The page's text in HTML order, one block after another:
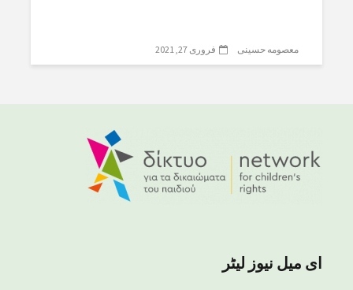
معصومه حسینی فروری 27, 2021
ای میل نیوز لیٹر